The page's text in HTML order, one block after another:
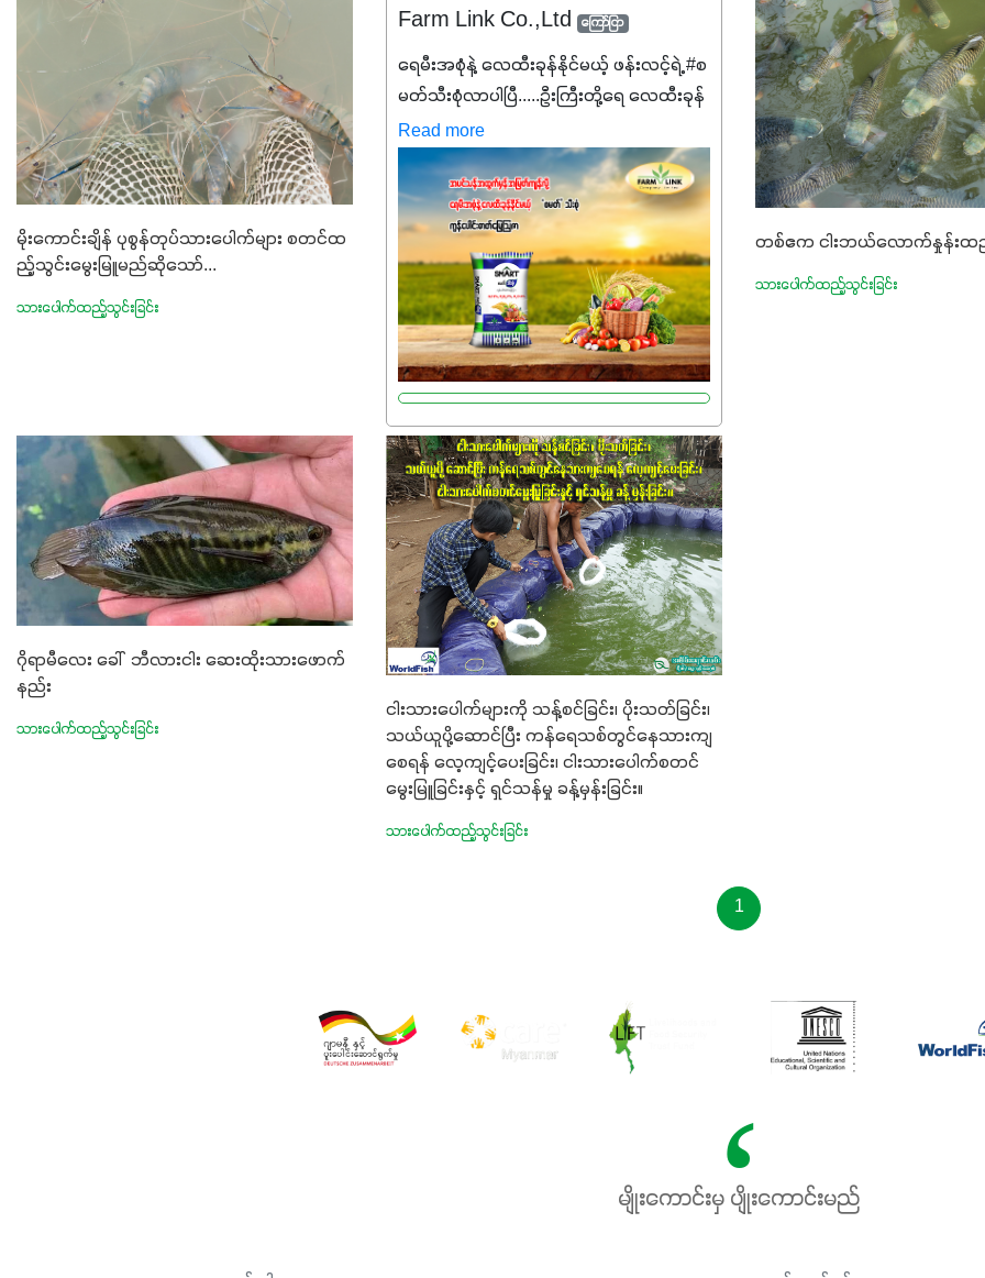
မိုးကောင်းချိန် ပုစွန်တုပ်သားပေါက်များ စတင်ထ
ည့်သွင်းမွေးမြူမည်ဆိုသော်...
သားပေါက်ထည့်သွင်းခြင်း
Farm Link Co.,Ltd ကြော်ငြာ
ရေမီးအစုံနဲ့ လေထီးခုန်နိုင်မယ့် ဖန်းလင့်ရဲ့ #စ
မတ်သီးစုံလာပါပြီ.....ဦးကြီးတို့ရေ ‌လေထီးခုန်
ချင်ပေမယ့် စမတ်သီးစုံကို မသိသေးရင်တော့
ဒီစာလေးကို ဆက်ဖတ်‌ပေးပါ #စမတ်သီးစုံဆို
တာ အပင်တိုင်းအတွက် အဓိက
အာဟာရNPK (19:7:8)နဲ့ #ဟူးမစ်အက်စစ်
တို့ အချိုးကျ ပေါင်းစပ်ထားတဲ့ ကွန်ပေါင်း
ဓာတ်မြေဩဇာဖြစ်ပါတယ်။ အဓိက
အကျိုးကျေးဇူးတွေအနေနဲ့ကတော့ နိုက်ထရို
ဂျင် 19%ပါဝင်တဲ့အတွက် ကလိုရိုဖီးလ်ဖွဲ့စည်း
မှုကို အားပေးကာ သီးနှံပင်များ၏အရွက်များ
စိမ်းလန်းသန်စွမ်းပြီး အစာချက်လုပ်မှု
အားကောင်းစေပါတယ်။ အပင်၏ပင်ပိုင်းကြီး
ထွားမှုကို တိုးမြင့်စေကာ အပင်သန်၍ အကြီး
မြန်စေပါတယ်။ သင့်တော်တဲ့ Phosphorus
7%ပါဝင်မှုကြောင့် အပင်ရဲ့ အမြစ်ဖွဲ့စည်း
တည်ဆောက်မှုကို ပို၍သန်မာလာအောင်
အားပေးပါတယ်။ ဒါ့အပြင် ပန်းပွင့်ခြင်း၊
အသီးသီးခြင်း၊အစေ့တည်ခြင်းလုပ်ငန်းစဉ်
များကိုလည်း အားပေးပါတယ်။ လုံလောက်တဲ့
Potassium 8%က အပင်ရဲ့ ရောဂါဒဏ်၊
ရာသီဥတုဒဏ်ခံနိုင်ရည်ရှိမှုကို မြင့်တက်စေပြီး
အသီးအရည်အသွေး၊ အရွယ်အစားနဲ့
အရသာ ပိုမိုကောင်းမွန်စေဖို့အတွက် လိုအပ်
တဲ့အာဟာရဓာတ်ဖြစ်ပါတယ်။ ဟူးမစ်အက်စစ်
ပါဝင်ပေါင်းစပ်ထားတဲ့အတွက် အာဟာရဓာတ်
ခြံသီးနှံအားလုံးမှာ အသုံးပြုနိုင်တယ်ဆိုတော့
တစ်မျိုးတည်းနဲ့ အားလုံးပါဖက်(perfect)မယ့်
Read more
တစ်ဧက ငါးဘယ်လောက်နှုန်းထ
သားပေါက်ထည့်သွင်းခြင်း
ဂိုရာမီလေး ခေါ် ဘီလားငါး ​ဆေးထိုးသားဖောက်
နည်း
သားပေါက်ထည့်သွင်းခြင်း
ငါးသားပေါက်များကို သန့်စင်ခြင်း၊ ပိုးသတ်ခြင်း၊
သယ်ယူပို့ဆောင်ပြီး ကန်ရေသစ်တွင်နေသားကျ
စေရန် လေ့ကျင့်ပေးခြင်း၊ ငါးသားပေါက်စတင်
မွေးမြူခြင်းနှင့် ရှင်သန်မှု ခန့်မှန်းခြင်း။
သားပေါက်ထည့်သွင်းခြင်း
1
မျိုးကောင်းမှ ပျိုးကောင်းမည်